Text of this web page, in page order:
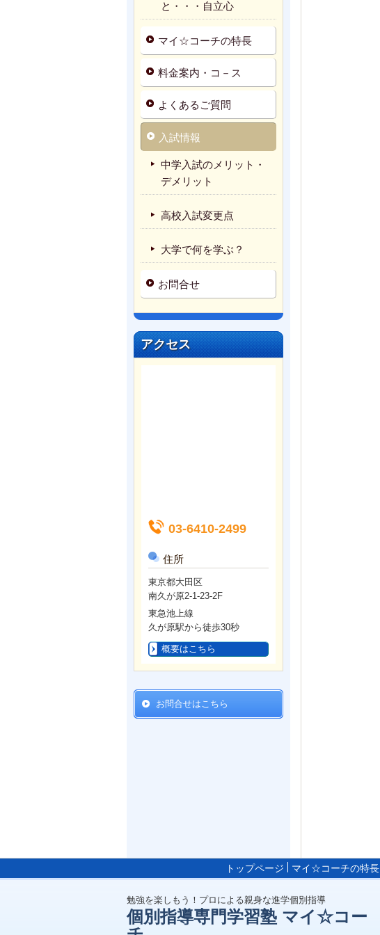
と・・・自立心
マイ☆コーチの特長
料金案内・コ－ス
よくあるご質問
入試情報
中学入試のメリット・
デメリット
高校入試変更点
大学で何を学ぶ？
お問合せ
アクセス
03-6410-2499
住所
東京都大田区
南久が原2-1-23-2F
東急池上線
久が原駅から徒歩30秒
概要はこちら
お問合せはこちら
トップページ マイ☆コーチの特長
勉強を楽しもう！プロによる親身な進学個別指導
個別指導専門学習塾 マイ☆コー